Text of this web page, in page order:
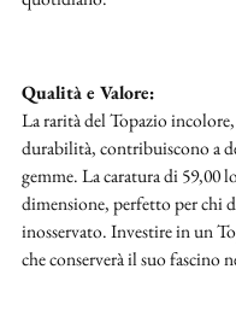
Qualità e Valore:
La rarità del Topazio incolore,
durabilità, contribuiscono a
gemme. La caratura di 59,00
dimensione, perfetto per chi
inosservato. Investire in un
che conserverà il suo fascino